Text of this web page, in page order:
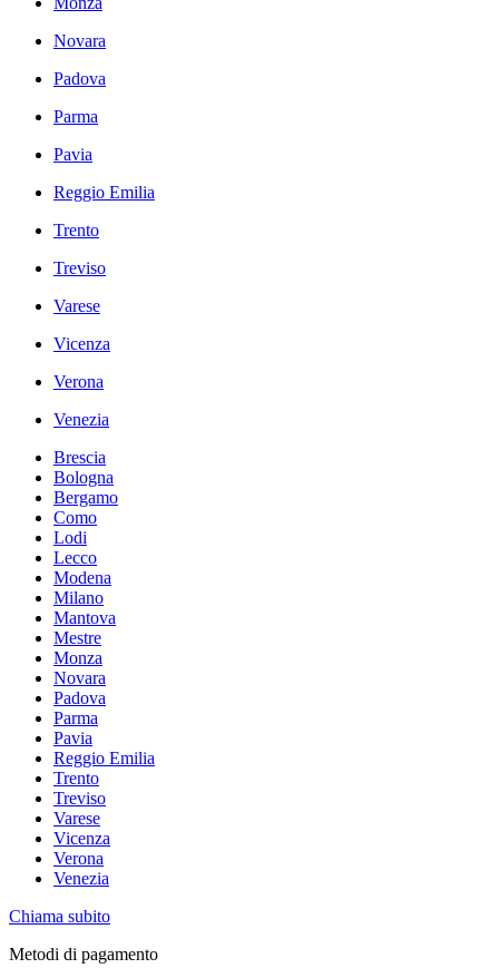
Novara
Padova
Parma
Pavia
Reggio Emilia
Trento
Treviso
Varese
Vicenza
Verona
Venezia
Brescia
Bologna
Bergamo
Como
Lodi
Lecco
Modena
Milano
Mantova
Mestre
Monza
Novara
Padova
Parma
Pavia
Reggio Emilia
Trento
Treviso
Varese
Vicenza
Verona
Venezia
Chiama subito
Metodi di pagamento